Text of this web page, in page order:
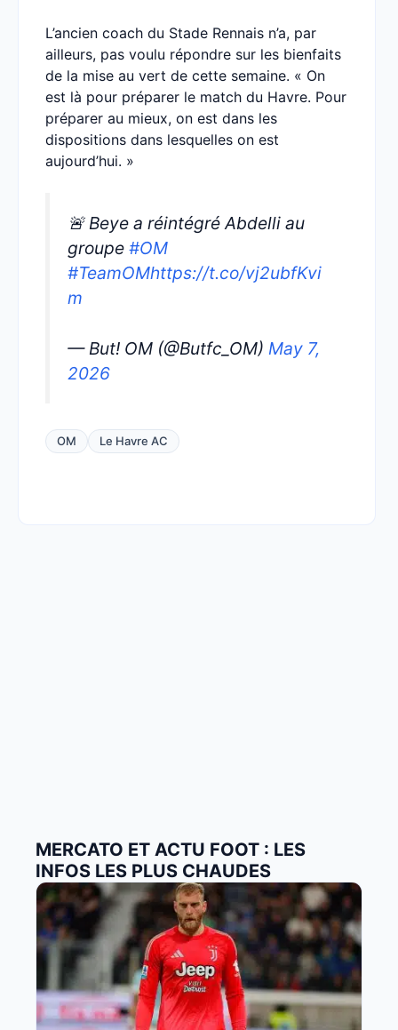
L’ancien coach du Stade Rennais n’a, par
ailleurs, pas voulu répondre sur les bienfaits
de la mise au vert de cette semaine. « On
est là pour préparer le match du Havre. Pour
préparer au mieux, on est dans les
dispositions dans lesquelles on est
aujourd’hui. »
🚨 Beye a réintégré Abdelli au
groupe #OM
#TeamOMhttps://t.co/vj2ubfKvi
m
— But! OM (@Butfc_OM) May 7,
2026
OM Le Havre AC
MERCATO ET ACTU FOOT : LES
INFOS LES PLUS CHAUDES